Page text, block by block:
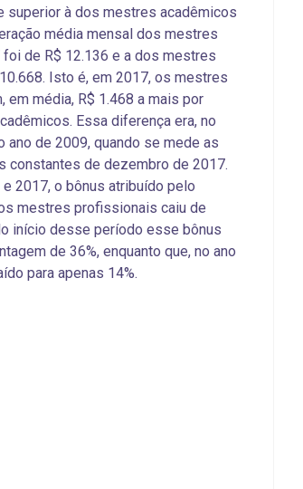
superior à dos mestres acadêmicos
média mensal dos mestres
de R$ 12.136 e a dos mestres
Isto é, em 2017, os mestres
média, R$ 1.468 a mais por
Essa diferença era, no
ano de 2009, quando se mede as
constantes de dezembro de 2017.
2017, o bônus atribuído pelo
mestres profissionais caiu de
início desse período esse bônus
de 36%, enquanto que, no ano
para apenas 14%.